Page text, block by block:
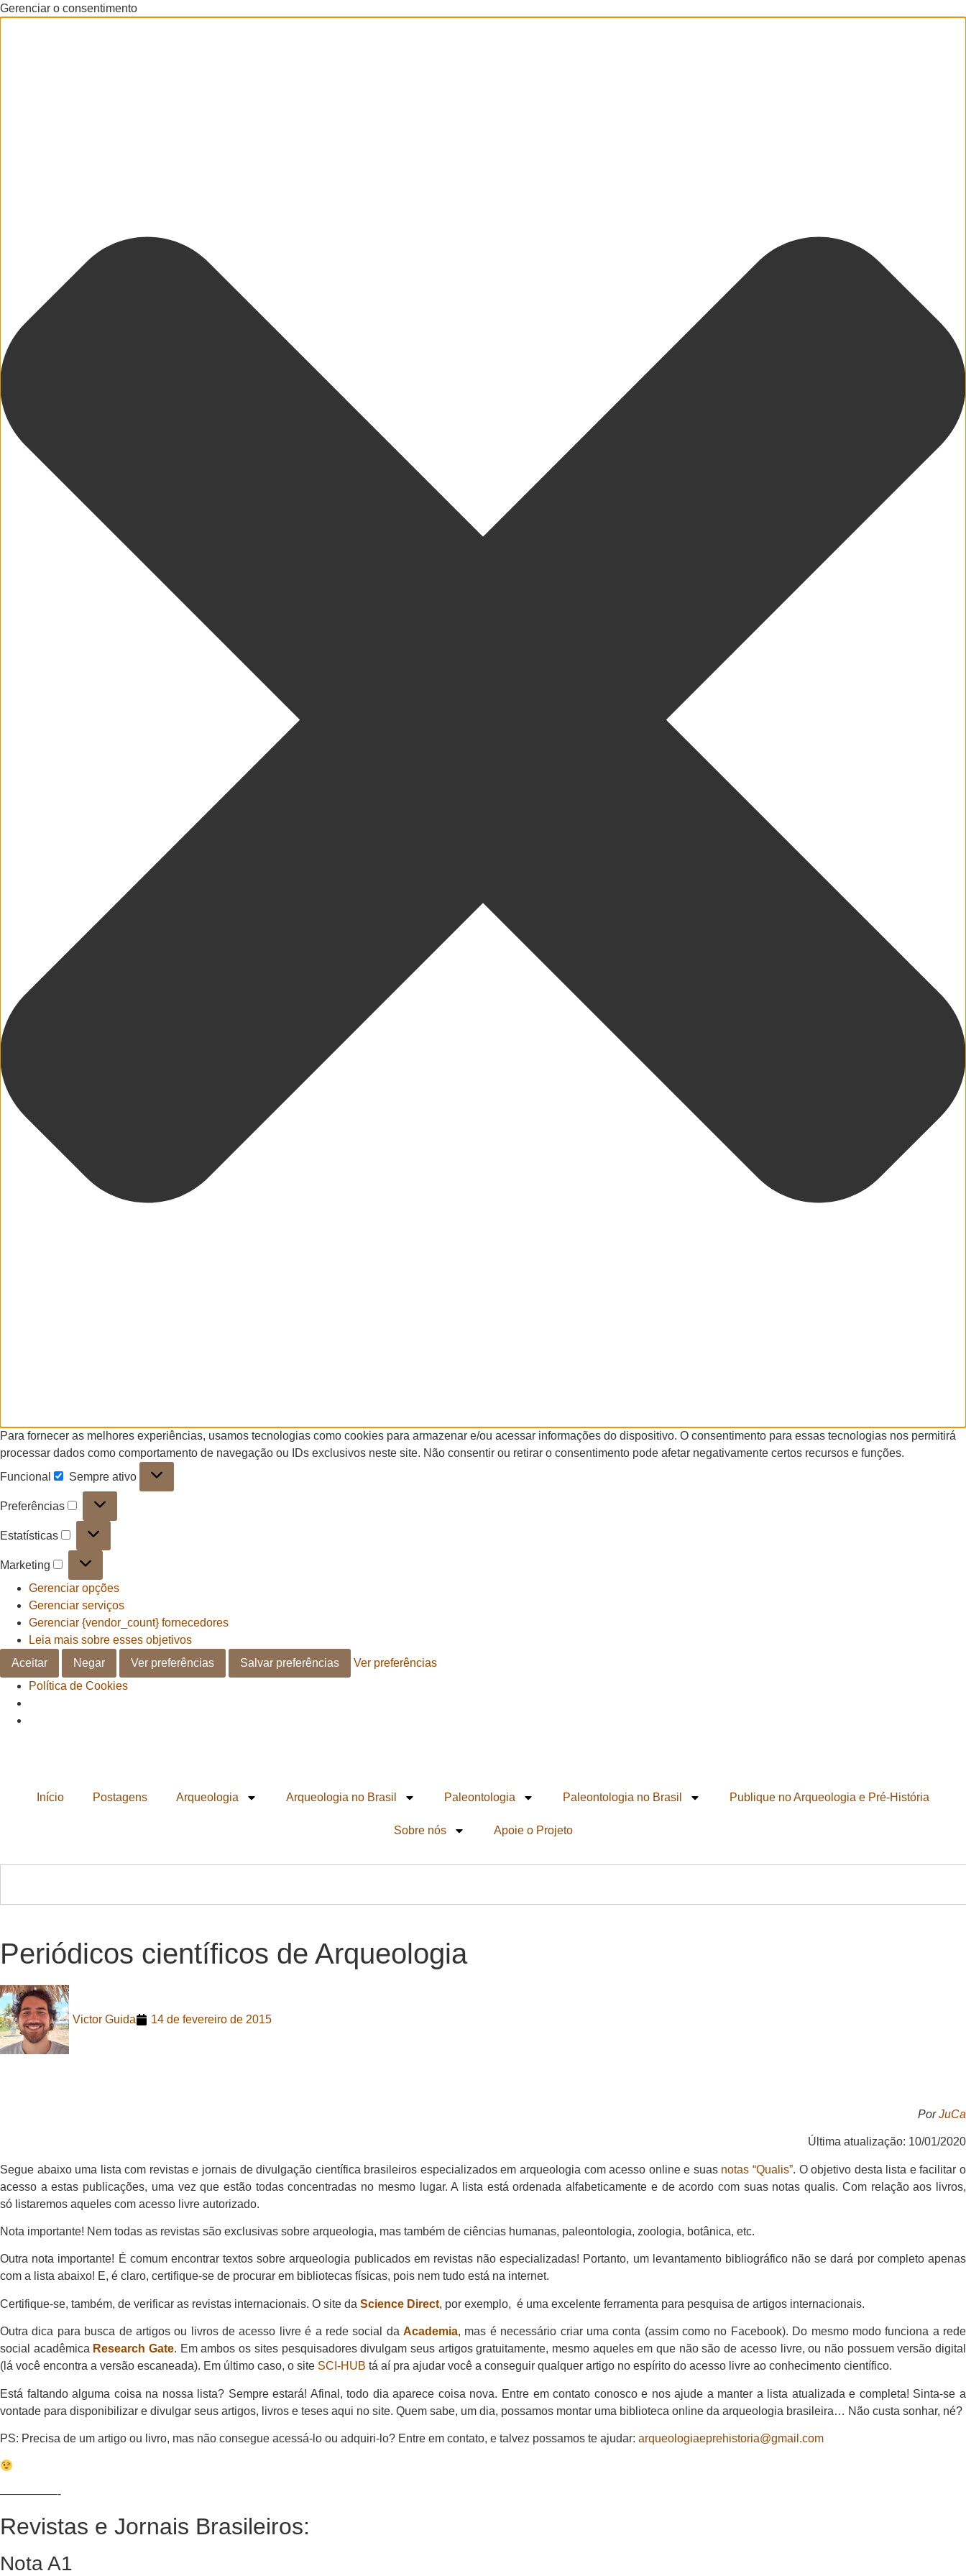
Gerenciar o consentimento
Para fornecer as melhores experiências, usamos tecnologias como cookies para armazenar e/ou acessar informações do dispositivo. O consentimento para essas tecnologias nos permitirá
processar dados como comportamento de navegação ou IDs exclusivos neste site. Não consentir ou retirar o consentimento pode afetar negativamente certos recursos e funções.
Funcional
Sempre ativo
Preferências
Estatísticas
Marketing
Gerenciar opções
Gerenciar serviços
Gerenciar {vendor_count} fornecedores
Leia mais sobre esses objetivos
Aceitar
Negar Ver preferências Salvar preferências
Ver preferências
Política de Cookies
Início Postagens Arqueologia Arqueologia no Brasil Paleontologia Paleontologia no Brasil Publique no Arqueologia e Pré-História
Sobre nós Apoie o Projeto
Periódicos científicos de Arqueologia
Victor Guida 14 de fevereiro de 2015
PorJuCa
Última atualização: 10/01/2020
Segue abaixo uma lista com revistas e jornais de divulgação científica brasileiros especializados em arqueologia com acesso online e suas notas “Qualis”. O objetivo desta lista e facilitar o
acesso a estas publicações, uma vez que estão todas concentradas no mesmo lugar. A lista está ordenada alfabeticamente e de acordo com suas notas qualis. Com relação aos livros,
só listaremos aqueles com acesso livre autorizado.
Nota importante! Nem todas as revistas são exclusivas sobre arqueologia, mas também de ciências humanas, paleontologia, zoologia, botânica, etc.
Outra nota importante! É comum encontrar textos sobre arqueologia publicados em revistas não especializadas! Portanto, um levantamento bibliográfico não se dará por completo apenas
com a lista abaixo! E, é claro, certifique-se de procurar em bibliotecas físicas, pois nem tudo está na internet.
Certifique-se, também, de verificar as revistas internacionais. O site da Science Direct, por exemplo, é uma excelente ferramenta para pesquisa de artigos internacionais.
Outra dica para busca de artigos ou livros de acesso livre é a rede social da Academia, mas é necessário criar uma conta (assim como no Facebook). Do mesmo modo funciona a rede
social acadêmica Research Gate. Em ambos os sites pesquisadores divulgam seus artigos gratuitamente, mesmo aqueles em que não são de acesso livre, ou não possuem versão digital
(lá você encontra a versão escaneada). Em último caso, o site SCI-HUB tá aí pra ajudar você a conseguir qualquer artigo no espírito do acesso livre ao conhecimento científico.
Está faltando alguma coisa na nossa lista? Sempre estará! Afinal, todo dia aparece coisa nova. Entre em contato conosco e nos ajude a manter a lista atualizada e completa! Sinta-se a
vontade para disponibilizar e divulgar seus artigos, livros e teses aqui no site. Quem sabe, um dia, possamos montar uma biblioteca online da arqueologia brasileira… Não custa sonhar, né?
PS: Precisa de um artigo ou livro, mas não consegue acessá-lo ou adquiri-lo? Entre em contato, e talvez possamos te ajudar: arqueologiaeprehistoria@gmail.com
—————-
Revistas e Jornais Brasileiros:
Nota A1